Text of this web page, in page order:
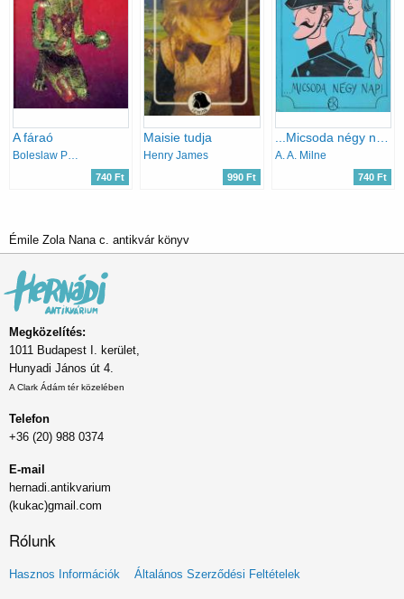
A fáraó
Boleslaw Prus
740 Ft
Maisie tudja
Henry James
990 Ft
A. A. Milne
740 Ft
Émile Zola Nana c. antikvár könyv
Megközelítés:
1011 Budapest I. kerület,
Hunyadi János út 4.
A Clark Ádám tér közelében
Telefon
+36 (20) 988 0374
E-mail
hernadi.antikvarium
(kukac)gmail.com
Rólunk
Lábléc
Hasznos Információk Általános Szerződési Feltételek